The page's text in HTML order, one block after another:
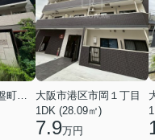
大阪市中央区常盤町２丁目
大阪市港区市岡１丁目
1DK (28.09㎡)
7.9万円